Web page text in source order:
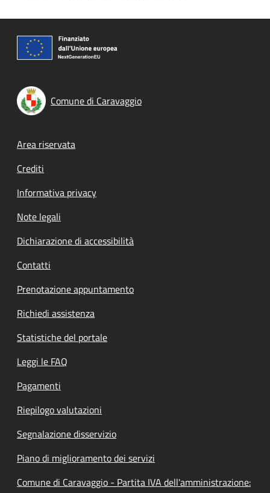
Comune di Caravaggio
Footer menu
Area riservata
Crediti
Informativa privacy
Note legali
Dichiarazione di accessibilità
Contatti
Prenotazione appuntamento
Richiedi assistenza
Statistiche del portale
Leggi le FAQ
Pagamenti
Riepilogo valutazioni
Segnalazione disservizio
Piano di miglioramento dei servizi
Comune di Caravaggio - Partita IVA dell'amministrazione: